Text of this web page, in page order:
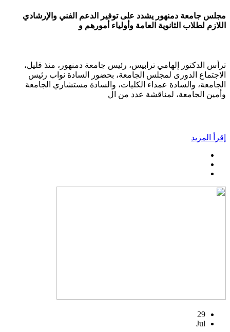
مجلس جامعة دمنهور يشدد على توفير الدعم الفني والإرشادي
اللازم لطلاب الثانوية العامة وأولياء أمورهم و
ترأس الدكتور إلهامي ترابيس، رئيس جامعة دمنهور، منذ قليل،
الاجتماع الدورى لمجلس الجامعة، بحضور السادة نواب رئيس
الجامعة، والسادة عمداء الكليات، والسادة مستشاري الجامعة
وأمين الجامعة، لمناقشة عدد من ال
إقرأ المزيد
29
Jul